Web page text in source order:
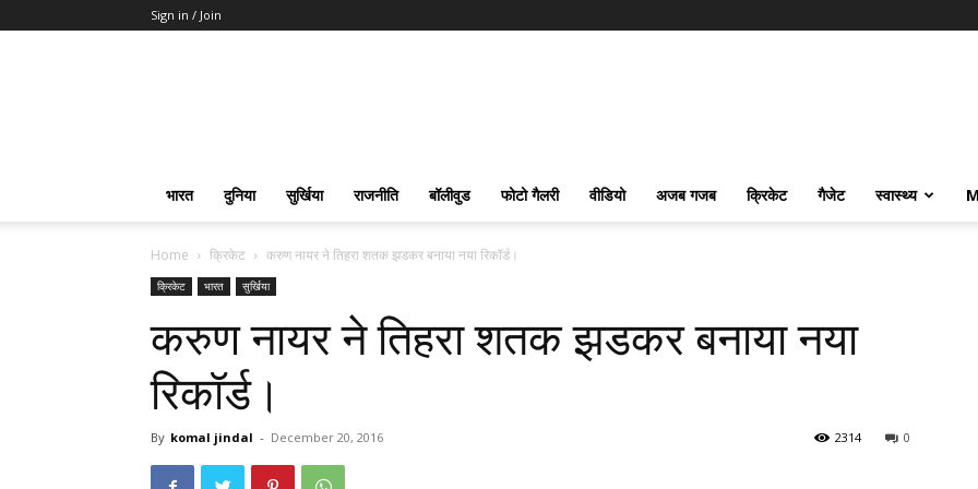
Sign in / Join
भारत दुनिया सुर्खिया राजनीति बॉलीवुड फोटो गैलरी वीडियो अजब गजब क्रिकेट गैजेट स्वास्थ्य
Home क्रिकेट करुण नायर ने तिहरा शतक झडकर बनाया नया रिकॉर्ड।
क्रिकेट भारत सुर्खिया
करुण नायर ने तिहरा शतक झडकर बनाया नया
रिकॉर्ड।
By komal jindal - December 20, 2016 0
2314